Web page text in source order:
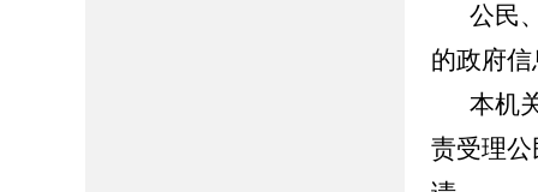
公民
的政府
本机
责受理